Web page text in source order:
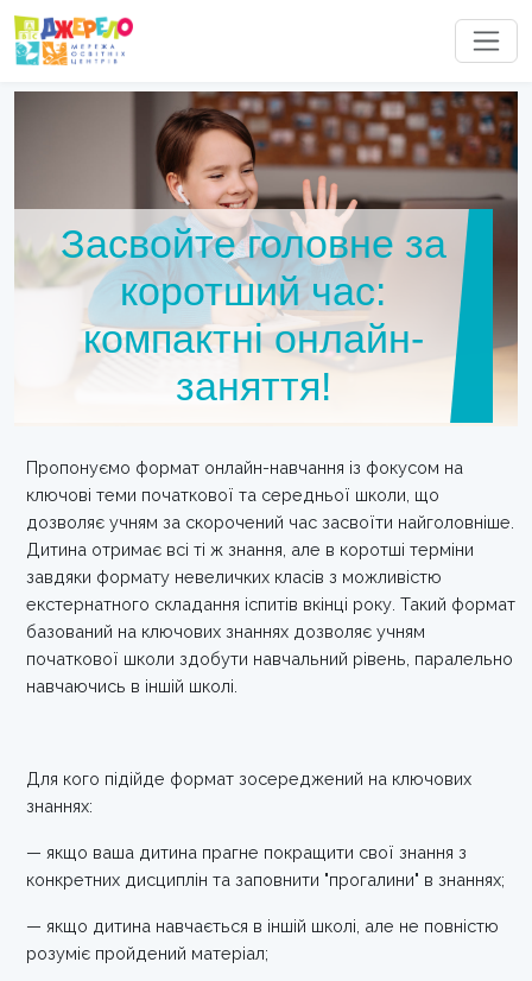
Засвойте головне за
коротший час:
компактні онлайн-
заняття!
Пропонуємо формат онлайн-навчання із фокусом на
ключові теми початкової та середньої школи, що
дозволяє учням за скорочений час засвоїти найголовніше.
Дитина отримає всі ті ж знання, але в коротші терміни
завдяки формату невеличких класів з можливістю
екстернатного складання іспитів вкінці року. Такий формат
базований на ключових знаннях дозволяє учням
початкової школи здобути навчальний рівень, паралельно
навчаючись в іншій школі.
Для кого підійде формат зосереджений на ключових
знаннях:
— якщо ваша дитина прагне покращити свої знання з
конкретних дисциплін та заповнити "прогалини" в знаннях;
— якщо дитина навчається в іншій школі, але не повністю
розуміє пройдений матеріал;